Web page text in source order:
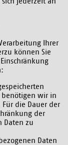
Ihrer
können Sie
benötigen wir in
die Dauer der
der
Daten zu
Daten